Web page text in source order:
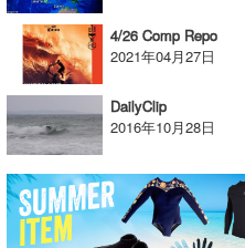
4/26 Comp Repo
2021年04月27日
DailyClip
2016年10月28日